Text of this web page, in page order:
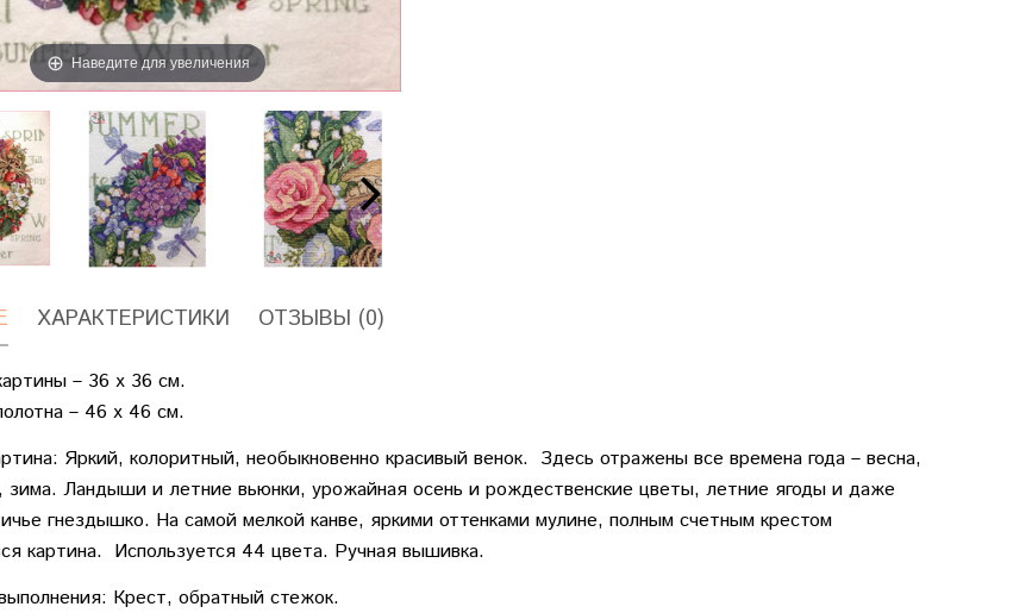
Наведите для увеличения
ХАРАКТЕРИСТИКИ ОТЗЫВЫ (0)
– 36 х 36 см.
– 46 х 46 см.
Яркий, колоритный, необыкновенно красивый венок. Здесь отражены все времена года – весна,
зима. Ландыши и летние вьюнки, урожайная осень и рождественские цветы, летние ягоды и даже
гнездышко. На самой мелкой канве, яркими оттенками мулине, полным счетным крестом
картина. Используется 44 цвета. Ручная вышивка.
Крест, обратный стежок.